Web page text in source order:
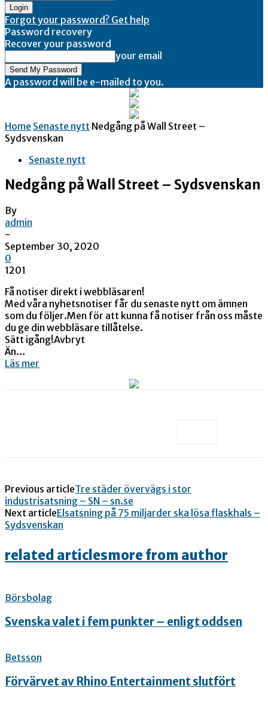
Forgot your password? Get help
Password recovery
Recover your password
your email
A password will be e-mailed to you.
Home Senaste nytt Nedgång på Wall Street –
Sydsvenskan
Senaste nytt
Nedgång på Wall Street – Sydsvenskan
By
admin
-
September 30, 2020
0
1201
Få notiser direkt i webbläsaren!
Med våra nyhetsnotiser får du senaste nytt om ämnen
som du följer.Men för att kunna få notiser från oss måste
du ge din webbläsare tillåtelse.
Sätt igång!Avbryt
Än…
Läs mer
Previous articleTre städer övervägs i stor
industrisatsning – SN – sn.se
Next articleElsatsning på 75 miljarder ska lösa flaskhals –
Sydsvenskan
related articlesmore from author
Börsbolag
Svenska valet i fem punkter – enligt oddsen
Betsson
Förvärvet av Rhino Entertainment slutfört